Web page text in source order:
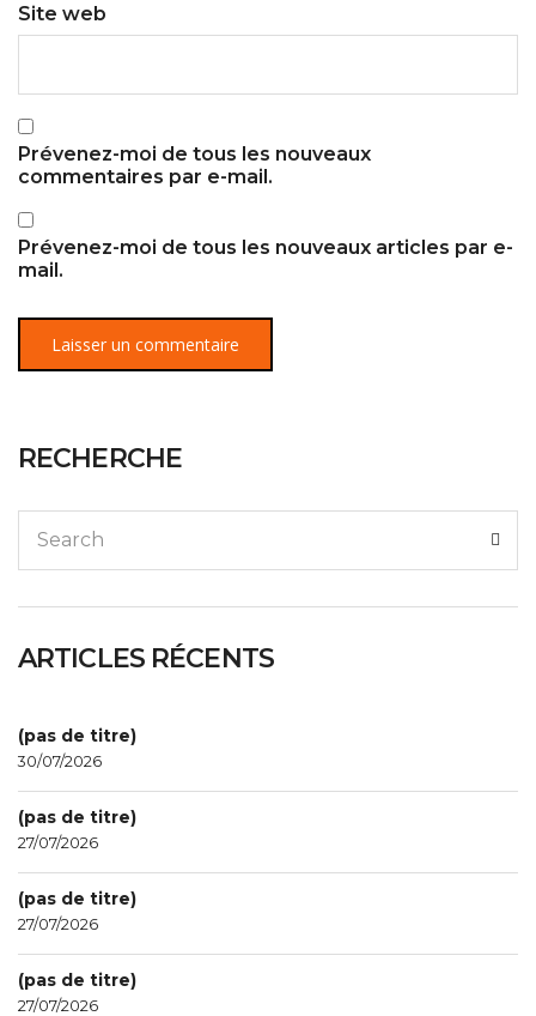
Site web
Prévenez-moi de tous les nouveaux
commentaires par e-mail.
Prévenez-moi de tous les nouveaux articles par e-
mail.
RECHERCHE
for:
ARTICLES RÉCENTS
(pas de titre)
30/07/2026
(pas de titre)
27/07/2026
(pas de titre)
27/07/2026
(pas de titre)
27/07/2026